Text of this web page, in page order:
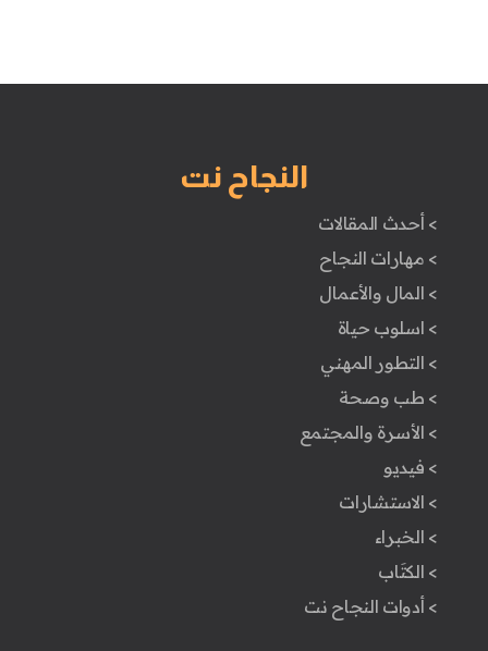
النجاح نت
> أحدث المقالات
> مهارات النجاح
> المال والأعمال
> اسلوب حياة
> التطور المهني
> طب وصحة
> الأسرة والمجتمع
> فيديو
> الاستشارات
> الخبراء
> الكتَاب
> أدوات النجاح نت